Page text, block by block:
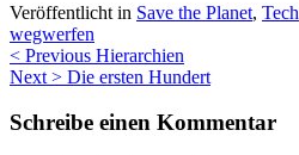
Veröffentlicht in Save the Planet, Tech
wegwerfen
Beitragsnavigation
< Previous Hierarchien
Next > Die ersten Hundert
Schreibe einen Kommentar